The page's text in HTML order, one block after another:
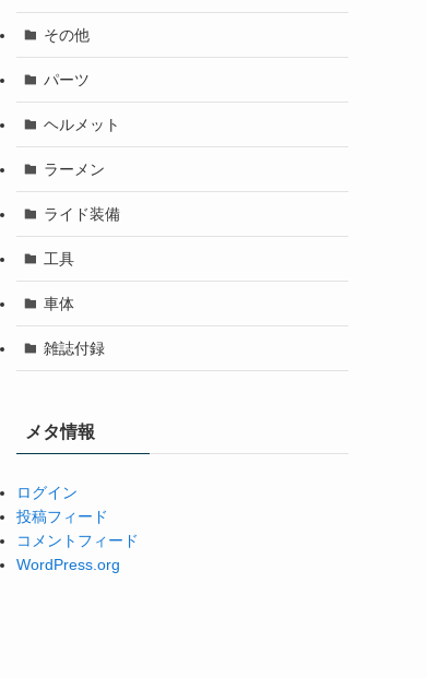
その他
パーツ
ヘルメット
ラーメン
ライド装備
工具
車体
雑誌付録
メタ情報
ログイン
投稿フィード
コメントフィード
WordPress.org